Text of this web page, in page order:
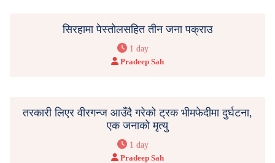
सिरहामा पेस्तोलसहित तीन जना पक्राउ
1 day
Pradeep Sah
तरकारी लिएर वीरगन्ज आउँदै गरेको ट्रक भीमफेदीमा दुर्घटना,
एक जनाको मृत्यु
1 day
Pradeep Sah